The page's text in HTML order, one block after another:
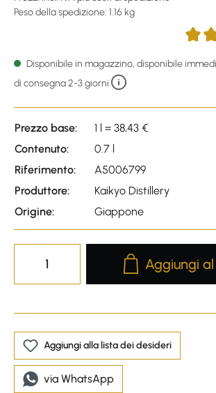
Peso della spedizione: 1.16 kg
Disponibile in magazzino, disponibile
di consegna 2-3 giorni
Prezzo base:
1 l = 38,43 €
Contenuto:
0.7 l
Riferimento:
A5006799
Produttore:
Kaikyo Distillery
Origine:
Giappone
Product Quantity:
Aggiungi
Aggiungi alla lista dei desideri
via WhatsApp